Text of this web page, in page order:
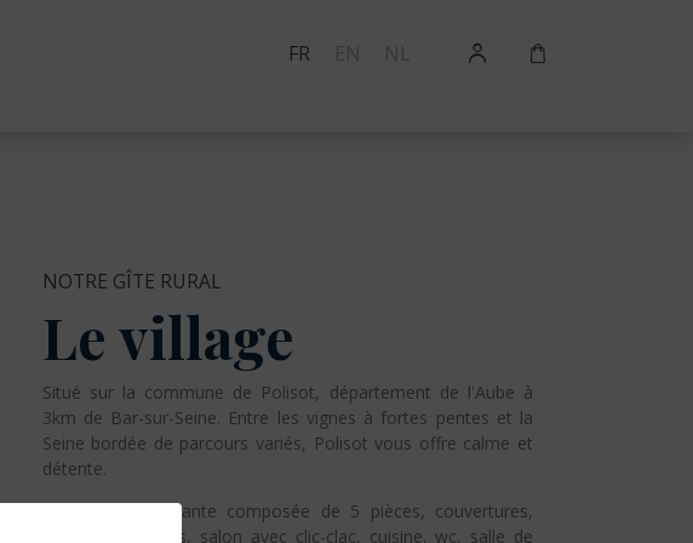
FR EN NL
NOTRE GÎTE RURAL
Le village
Situé sur la commune de Polisot, département de l'Aube à
3km de Bar-sur-Seine. Entre les vignes à fortes pentes et la
Seine bordée de parcours variés, Polisot vous offre calme et
détente.
Maison indépendante composée de 5 pièces, couvertures,
oreillés, traversins, salon avec clic-clac, cuisine, wc, salle de